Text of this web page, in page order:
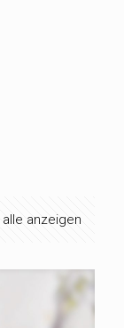
alle anzeigen